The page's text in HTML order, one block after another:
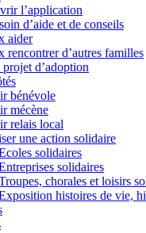
l’application
d’aide et de conseils
aider
rencontrer d’autres familles
projet d’adoption
bénévole
mécène
relais local
une action solidaire
solidaires
solidaires
chorales et loisirs
histoires de vie,